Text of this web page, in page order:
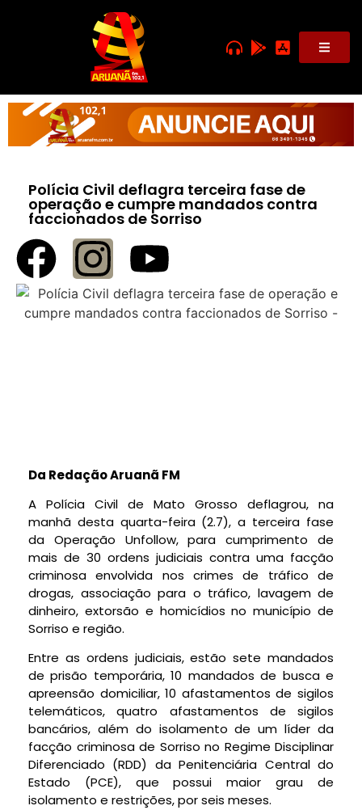
Polícia Civil deflagra terceira fase de
operação e cumpre mandados contra
faccionados de Sorriso
Da Redação Aruanã FM
A Polícia Civil de Mato Grosso deflagrou, na
manhã desta quarta-feira (2.7), a terceira fase
da Operação Unfollow, para cumprimento de
mais de 30 ordens judiciais contra uma facção
criminosa envolvida nos crimes de tráfico de
drogas, associação para o tráfico, lavagem de
dinheiro, extorsão e homicídios no município de
Sorriso e região.
Entre as ordens judiciais, estão sete mandados
de prisão temporária, 10 mandados de busca e
apreensão domiciliar, 10 afastamentos de sigilos
telemáticos, quatro afastamentos de sigilos
bancários, além do isolamento de um líder da
facção criminosa de Sorriso no Regime Disciplinar
Diferenciado (RDD) da Penitenciária Central do
Estado (PCE), que possui maior grau de
isolamento e restrições, por seis meses.